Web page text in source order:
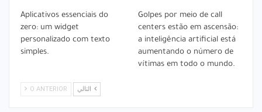
Aplicativos essenciais do
zero: um widget
personalizado com texto
simples.
Golpes por meio de call
centers estão em ascensão:
a inteligência artificial está
aumentando o número de
vítimas em todo o mundo.
O ANTERIOR